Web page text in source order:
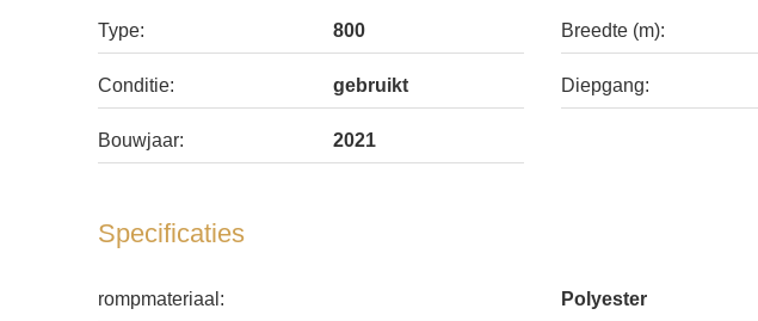
Type: 800 Breedte (m):
Conditie: gebruikt Diepgang:
Bouwjaar: 2021
Specificaties
rompmateriaal: Polyester